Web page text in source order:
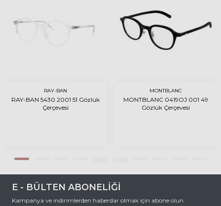
RAY-BAN
RAY-BAN 5430 2001 51 Gözlük
Çerçevesi
MONTBLANC
MONTBLANC 0419OJ 001 49
Gözlük Çerçevesi
E - BÜLTEN ABONELİĞİ
Kampanya ve indirimlerden haberdar olmak için abone olun.